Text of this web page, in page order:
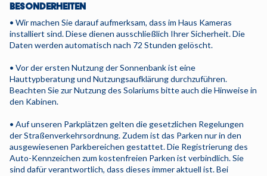
BESONDERHEITEN
• Wir machen Sie darauf aufmerksam, dass im Haus Kameras
installiert sind. Diese dienen ausschließlich Ihrer Sicherheit. Die
Daten werden automatisch nach 72 Stunden gelöscht.
• Vor der ersten Nutzung der Sonnenbank ist eine
Hauttypberatung und Nutzungsaufklärung durchzuführen.
Beachten Sie zur Nutzung des Solariums bitte auch die Hinweise in
den Kabinen.
• Auf unseren Parkplätzen gelten die gesetzlichen Regelungen
der Straßenverkehrsordnung. Zudem ist das Parken nur in den
ausgewiesenen Parkbereichen gestattet. Die Registrierung des
Auto-Kennzeichen zum kostenfreien Parken ist verbindlich. Sie
sind dafür verantwortlich, dass dieses immer aktuell ist. Bei